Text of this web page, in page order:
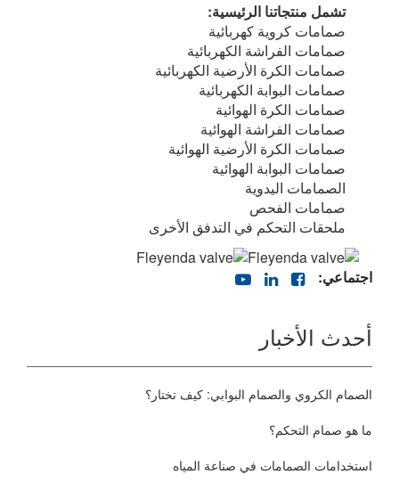
تشمل منتجاتنا الرئيسية:
صمامات كروية كهربائية
صمامات الفراشة الكهربائية
صمامات الكرة الأرضية الكهربائية
صمامات البوابة الكهربائية
صمامات الكرة الهوائية
صمامات الفراشة الهوائية
صمامات الكرة الأرضية الهوائية
صمامات البوابة الهوائية
الصمامات اليدوية
صمامات الفحص
ملحقات التحكم في التدفق الأخرى
اجتماعي:
أحدث الأخبار
الصمام الكروي والصمام البوابي: كيف تختار؟
ما هو صمام التحكم؟
استخدامات الصمامات في صناعة المياه